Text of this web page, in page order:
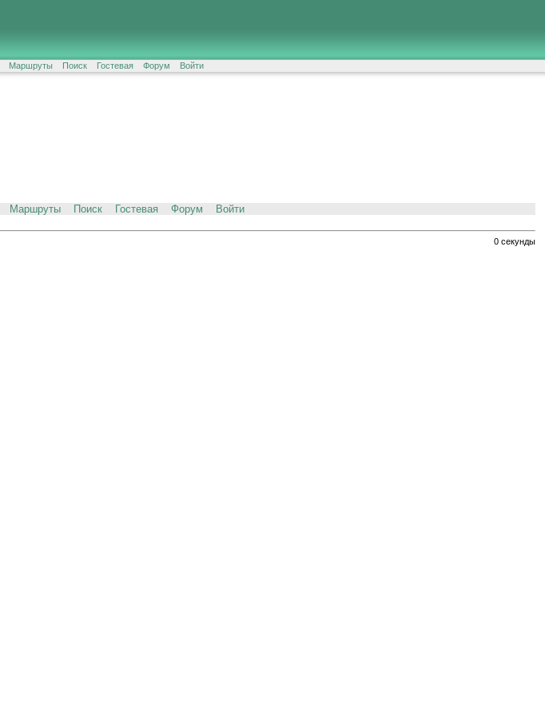
Маршруты Поиск Гостевая Форум Войти
Маршруты Поиск Гостевая Форум Войти
0 секунды